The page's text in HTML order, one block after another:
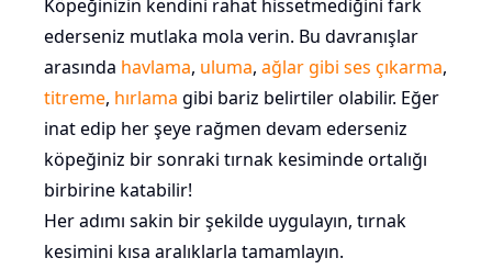
Köpeğinizin kendini rahat hissetmediğini fark
ederseniz mutlaka mola verin. Bu davranışlar
arasında havlama, uluma, ağlar gibi ses çıkarma,
titreme, hırlama gibi bariz belirtiler olabilir. Eğer
inat edip her şeye rağmen devam ederseniz
köpeğiniz bir sonraki tırnak kesiminde ortalığı
birbirine katabilir!
Her adımı sakin bir şekilde uygulayın, tırnak
kesimini kısa aralıklarla tamamlayın.